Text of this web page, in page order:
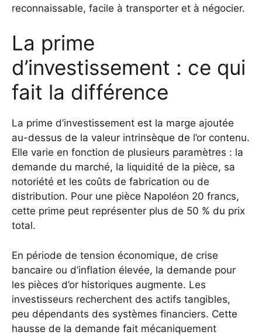
reconnaissable, facile à transporter et à négocier.
La prime
d’investissement : ce qui
fait la différence
La prime d’investissement est la marge ajoutée
au-dessus de la valeur intrinsèque de l’or contenu.
Elle varie en fonction de plusieurs paramètres : la
demande du marché, la liquidité de la pièce, sa
notoriété et les coûts de fabrication ou de
distribution. Pour une pièce Napoléon 20 francs,
cette prime peut représenter plus de 50 % du prix
total.
En période de tension économique, de crise
bancaire ou d’inflation élevée, la demande pour
les pièces d’or historiques augmente. Les
investisseurs recherchent des actifs tangibles,
peu dépendants des systèmes financiers. Cette
hausse de la demande fait mécaniquement